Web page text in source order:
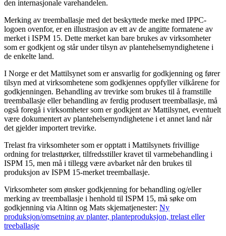
den internasjonale varehandelen.
Merking av treemballasje med det beskyttede merke med IPPC-
logoen ovenfor, er en illustrasjon av ett av de angitte formatene av
merket i ISPM 15. Dette merket kan bare brukes av virksomheter
som er godkjent og står under tilsyn av plantehelsemyndighetene i
de enkelte land.
I Norge er det Mattilsynet som er ansvarlig for godkjenning og fører
tilsyn med at virksomhetene som godkjennes oppfyller vilkårene for
godkjenningen. Behandling av trevirke som brukes til å framstille
treemballasje eller behandling av ferdig produsert treemballasje, må
også foregå i virksomheter som er godkjent av Mattilsynet, eventuelt
være dokumentert av plantehelsemyndighetene i et annet land når
det gjelder importert trevirke.
Trelast fra virksomheter som er opptatt i Mattilsynets frivillige
ordning for trelasttørker, tilfredsstiller kravet til varmebehandling i
ISPM 15, men må i tillegg være avbarket når den brukes til
produksjon av ISPM 15-merket treemballasje.
Virksomheter som ønsker godkjenning for behandling og/eller
merking av treemballasje i henhold til ISPM 15, må søke om
godkjenning via Altinn og Mats skjematjenester: Ny
produksjon/omsetning av planter, planteproduksjon, trelast eller
treeballasje